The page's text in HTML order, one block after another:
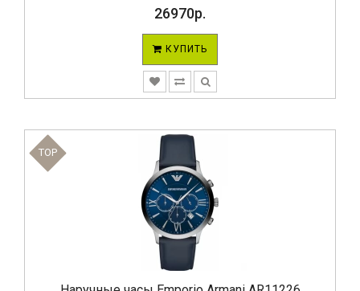
26970р.
КУПИТЬ
TOP